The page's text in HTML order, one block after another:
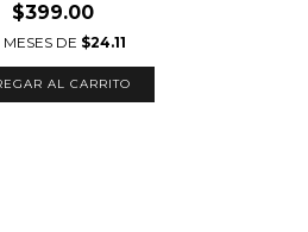
$399.00
MESES DE $24.11